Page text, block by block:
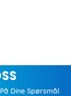
Dine Spørsmål